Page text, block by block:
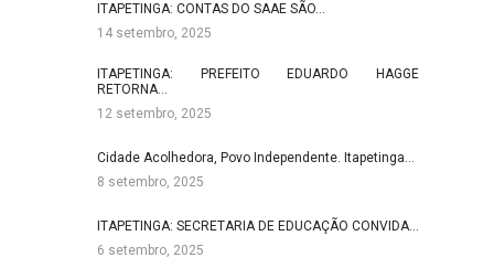
ITAPETINGA: CONTAS DO SAAE SÃO…
14 setembro, 2025
ITAPETINGA: PREFEITO EDUARDO HAGGE
RETORNA…
12 setembro, 2025
Cidade Acolhedora, Povo Independente. Itapetinga…
8 setembro, 2025
ITAPETINGA: SECRETARIA DE EDUCAÇÃO CONVIDA…
6 setembro, 2025